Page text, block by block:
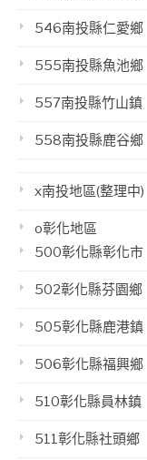
546南投縣仁愛鄉
555南投縣魚池鄉
557南投縣竹山鎮
558南投縣鹿谷鄉
x南投地區(整理中)
o彰化地區
500彰化縣彰化市
502彰化縣芬園鄉
505彰化縣鹿港鎮
506彰化縣福興鄉
510彰化縣員林鎮
511彰化縣社頭鄉